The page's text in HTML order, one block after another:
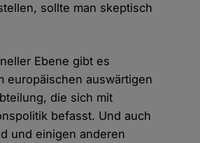
sollte man skeptisch
Ebene gibt es
europäischen auswärtigen
die sich mit
befasst. Und auch
und einigen anderen